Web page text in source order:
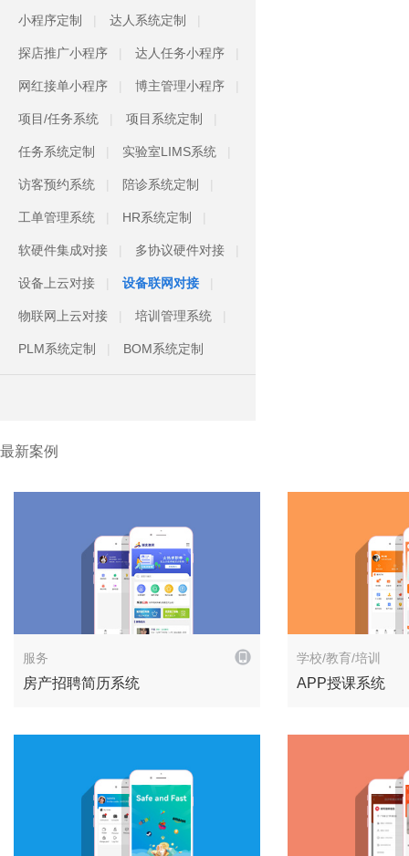
小程序定制 达人系统定制
探店推广小程序 达人任务小程序
网红接单小程序 博主管理小程序
项目/任务系统 项目系统定制
任务系统定制 实验室LIMS系统
访客预约系统 陪诊系统定制
工单管理系统 HR系统定制
软硬件集成对接 多协议硬件对接
设备上云对接 设备联网对接
物联网上云对接 培训管理系统
PLM系统定制 BOM系统定制
最新案例
解决方案
服务
房产招聘简历系统
学校/教育/培训
APP授课系统